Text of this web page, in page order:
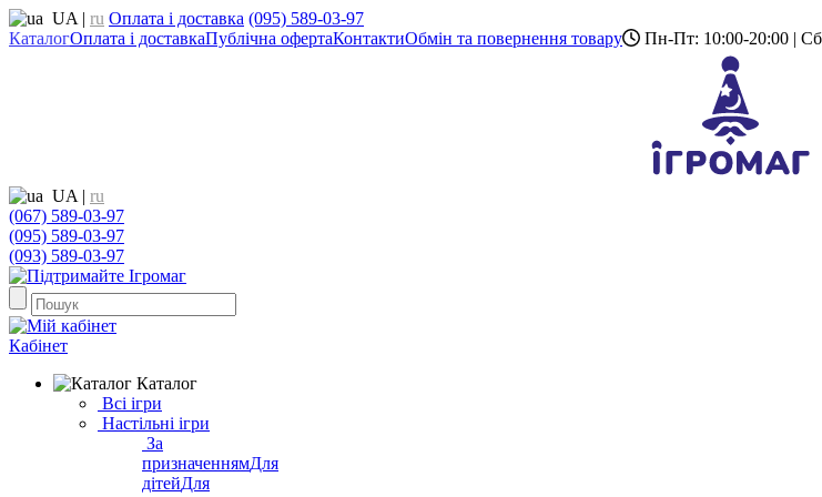
UA | ru Оплата і доставка (095) 589-03-97
КаталогОплата і доставкаПублічна офертаКонтактиОбмін та повернення товару Пн-Пт: 10:00-20:00 |
UA | ru
(067) 589-03-97
(095) 589-03-97
(093) 589-03-97
Кабінет
Каталог
Всі ігри
Настільні ігри
За
призначеннямДля
дітейДля